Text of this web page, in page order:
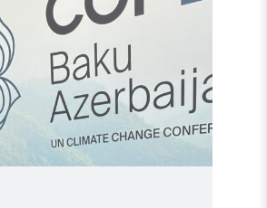
sivilsamfunn
i
Aserbajdsjan
før
COP29"